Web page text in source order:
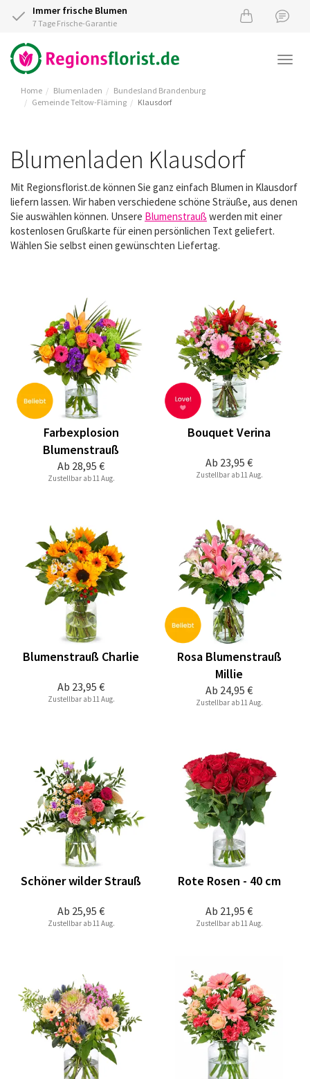
Immer frische Blumen
7 Tage Frische-Garantie
Home Blumenladen
Bundesland Brandenburg
Gemeinde Teltow-Fläming
Klausdorf
Blumenladen Klausdorf
Mit Regionsflorist.de können Sie ganz einfach Blumen in Klausdorf
liefern lassen. Wir haben verschiedene schöne Sträuße, aus denen
Sie auswählen können. Unsere Blumenstrauß werden mit einer
kostenlosen Grußkarte für einen persönlichen Text geliefert.
Wählen Sie selbst einen gewünschten Liefertag.
Ab 28,95 €
Farbexplosion
Blumenstrauß
Zustellbar ab 11 Aug.
Ab 23,95 €
Bouquet Verina
Zustellbar ab 11 Aug.
Ab 23,95 €
Blumenstrauß Charlie
Zustellbar ab 11 Aug.
Ab 24,95 €
Rosa Blumenstrauß
Millie
Zustellbar ab 11 Aug.
Ab 25,95 €
Schöner wilder Strauß
Zustellbar ab 11 Aug.
Ab 21,95 €
Rote Rosen - 40 cm
Zustellbar ab 11 Aug.